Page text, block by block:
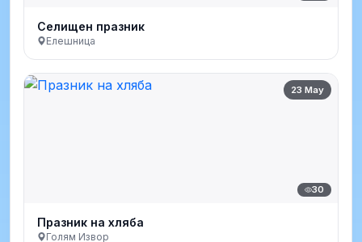
Селищен празник
Елешница
23 May
30
Празник на хляба
Голям Извор